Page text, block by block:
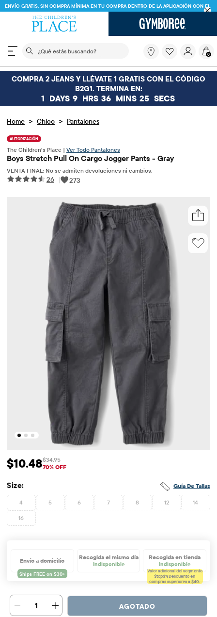
ENVÍO GRATIS. SIN COMPRA MÍNIMA EN TU COMPRA DENTRO DE LA APLICACIÓN CON EL
CÓDIGO
El siguiente campo de búsqueda filtra las
buscando?
0
COMPRA 2 JEANS Y LLÉVATE 1 GRATIS CON EL CÓDIGO
B2G1. TERMINA EN:
1 DAYS 9 HRS 36 MINS 25 SECS
Home > Chico > Pantalones
AUTORIZACIÓN
The Children’s Place | Ver Todo Pantalones
Boys Stretch Pull On Cargo Jogger Pants - Gray
VENTA FINAL: No se admiten devoluciones ni cambios.
26 | 273
Precio de venta: $10.48
$10.48 Precio original: $34.95
$34.95
70% OFF
Guía De Tallas
Size:
4 5 6 7 8 12 14
16
Envío a domicilio Recogida el mismo día
Indisponible
Recogida en tienda
Indisponible
Valor adicional del segmento
$tcp$%Descuento en
compras superiores a $40.
1 AGOTADO